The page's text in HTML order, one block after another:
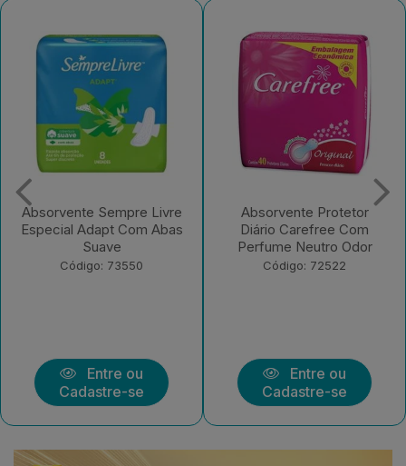
Absorvente Sempre Livre
Especial Adapt Com Abas
Suave
Código: 73550
Entre ou
Cadastre-se
Absorvente Protetor
Diário Carefree Com
Perfume Neutro Odor
Código: 72522
Entre ou
Cadastre-se